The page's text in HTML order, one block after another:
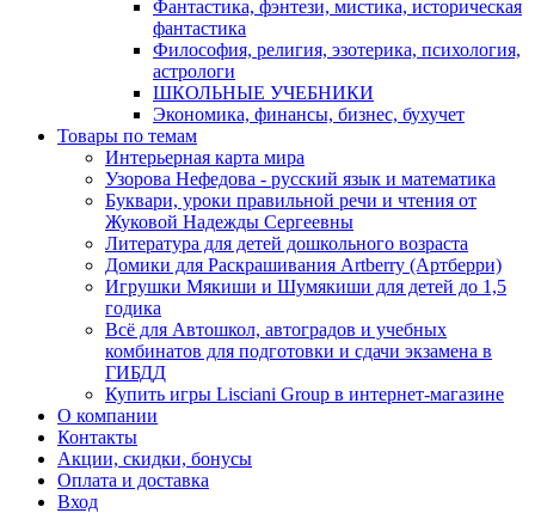
Фантастика, фэнтези, мистика, историческая
фантастика
Философия, религия, эзотерика, психология,
астрологи
ШКОЛЬНЫЕ УЧЕБНИКИ
Экономика, финансы, бизнес, бухучет
Товары по темам
Интерьерная карта мира
Узорова Нефедова - русский язык и математика
Буквари, уроки правильной речи и чтения от
Жуковой Надежды Сергеевны
Литература для детей дошкольного возраста
Домики для Раскрашивания Artberry (Артберри)
Игрушки Мякиши и Шумякиши для детей до 1,5
годика
Всё для Автошкол, автоградов и учебных
комбинатов для подготовки и сдачи экзамена в
ГИБДД
Купить игры Lisciani Group в интернет-магазине
О компании
Контакты
Акции, скидки, бонусы
Оплата и доставка
Вход